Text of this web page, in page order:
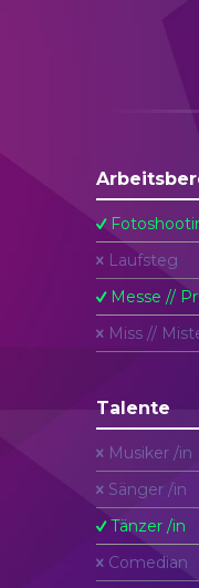
Laufsteg
Messe //
Miss //
Talente
Musiker /in
Sänger /in
Tänzer /in
Comedian